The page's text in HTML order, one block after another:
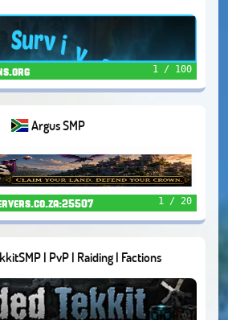
1 / 100
Argus SMP
1 / 20
| PvP | Raiding | Factions